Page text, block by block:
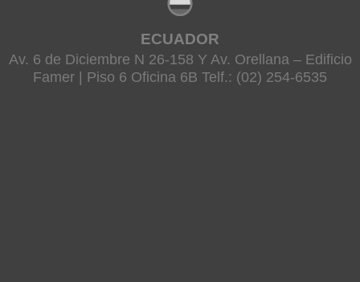
ECUADOR
Av. 6 de Diciembre N 26-158 Y Av. Orellana – Edificio
Famer | Piso 6 Oficina 6B Telf.: (02) 254-6535